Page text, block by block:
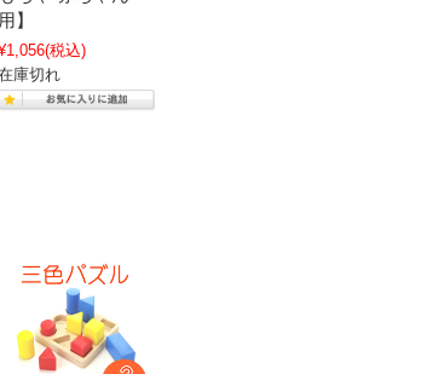
用】
(税込)
庫切れ